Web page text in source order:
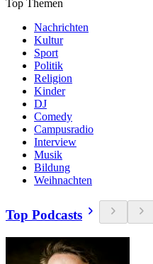
Top Themen
Nachrichten
Kultur
Sport
Politik
Religion
Kinder
DJ
Comedy
Campusradio
Interview
Musik
Bildung
Weihnachten
Top Podcasts